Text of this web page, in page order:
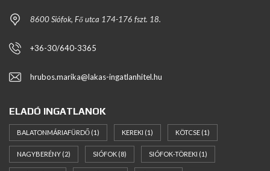
8600 Siófok, Fő utca 174-176 fszt. 18.
+36-30/640-3365
hrubos.marika@lakas-ingatlanhitel.hu
ELADÓ INGATLANOK
BALATONMÁRIAFÜRDŐ (1) KEREKI (1) KÖTCSE (1)
NAGYBERÉNY (2) SIÓFOK (8) SIÓFOK-TÖREKI (1)